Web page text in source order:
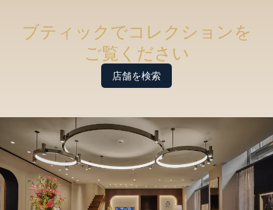
ブティックでコレクションを
ご覧ください
店舗を検索